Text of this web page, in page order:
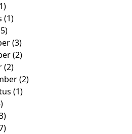
(1)
(3)
(2)
(2)
(2)
(1)